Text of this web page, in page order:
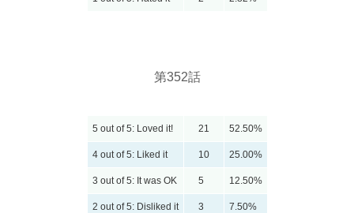
第352話
5 out of 5: Loved it! 21 52.50%
4 out of 5: Liked it 10 25.00%
3 out of 5: It was OK 5 12.50%
2 out of 5: Disliked it 3 7.50%